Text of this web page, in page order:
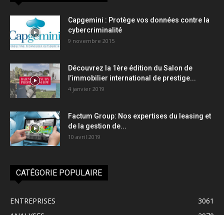
Capgemini : Protège vos données contre la
cybercriminalité
9 novembre 2015
Découvrez la 1ère édition du Salon de
l’immobilier international de prestige...
4 janvier 2019
Factum Group: Nos expertises du leasing et
de la gestion de...
10 avril 2019
CATÉGORIE POPULAIRE
ENTREPRISES
3061